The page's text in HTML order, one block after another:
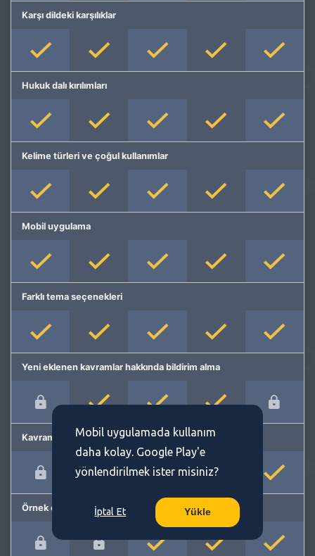
Karşı dildeki karşılıklar
Hukuk dalı kırılımları
Kelime türleri ve çoğul kullanımlar
Mobil uygulama
Farklı tema seçenekleri
Yeni eklenen kavramlar hakkında bildirim alma
Kavram önerme
Örnek cümleler
Mobil uygulamada kullanım
daha kolay. Google Play'e
yönlendirilmek ister misiniz?
İptal Et Yükle